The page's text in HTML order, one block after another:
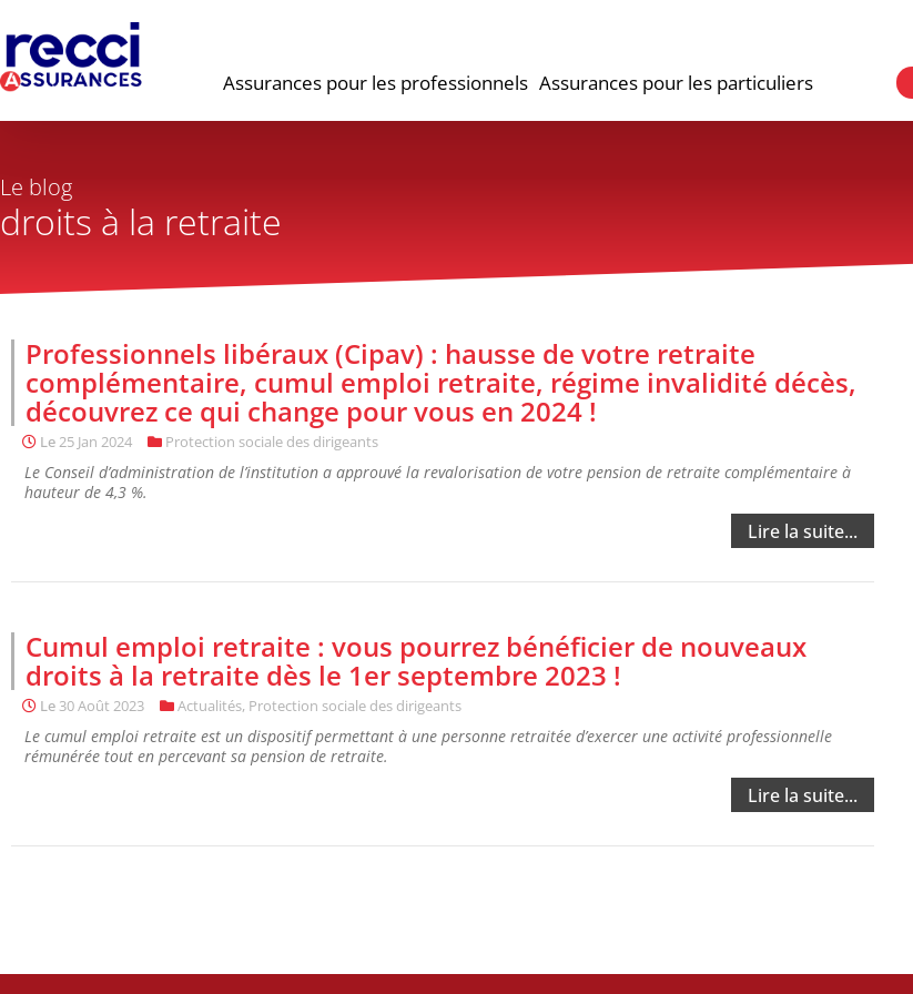
Assurances pour les professionnels Assurances pour les particuliers
Le blog
droits à la retraite
Professionnels libéraux (Cipav) : hausse de votre retraite
complémentaire, cumul emploi retraite, régime invalidité décès,
découvrez ce qui change pour vous en 2024 !
Le25 Jan 2024 Protection sociale des dirigeants
Le Conseil d’administration de l’institution a approuvé la revalorisation de votre pension de retraite complémentaire à
hauteur de 4,3 %.
Lire la suite...
Cumul emploi retraite : vous pourrez bénéficier de nouveaux
droits à la retraite dès le 1er septembre 2023 !
Le 30 Août 2023 Actualités, Protection sociale des dirigeants
Le cumul emploi retraite est un dispositif permettant à une personne retraitée d’exercer une activité professionnelle
rémunérée tout en percevant sa pension de retraite.
Lire la suite...